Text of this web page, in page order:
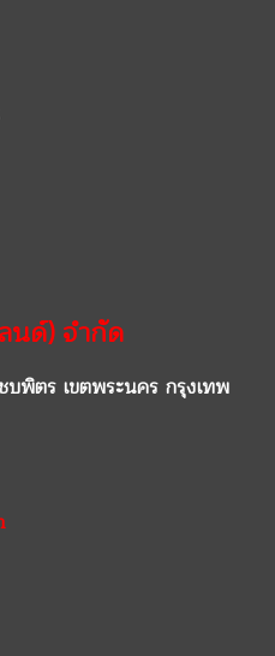
นด์) จำกัด
บพิตร เขตพระนคร กรุงเทพ